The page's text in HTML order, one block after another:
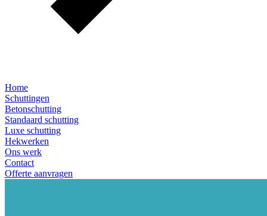
Home
Schuttingen
Betonschutting
Standaard schutting
Luxe schutting
Hekwerken
Ons werk
Contact
Offerte aanvragen